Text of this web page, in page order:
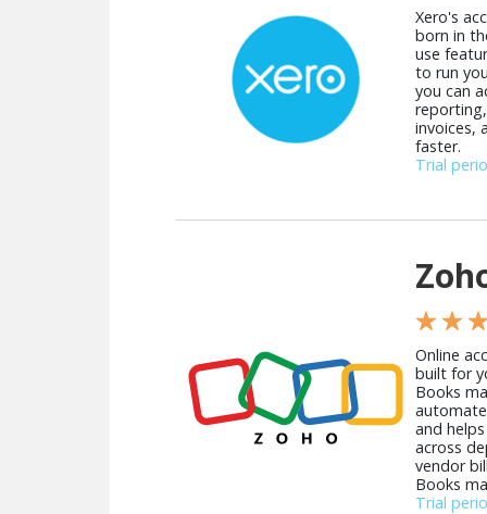
Xero's
born in
use
to run
you can
invoices,
faster.
Trial
★ ★
Online
built for
Books
and
across
vendor
Books
Trial